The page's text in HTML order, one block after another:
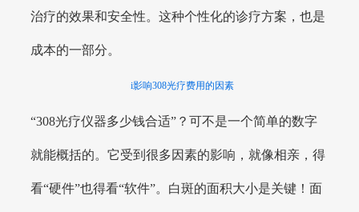
治疗的效果和安全性。这种个性化的诊疗方案，也是
成本的一部分。
i影响308光疗费用的因素
“308光疗仪器多少钱合适”？可不是一个简单的数字
就能概括的。它受到很多因素的影响，就像相亲，得
看“硬件”也得看“软件”。白斑的面积大小是关键！面